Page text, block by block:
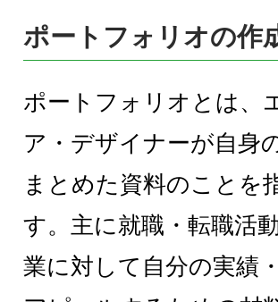
ポートフォリオの作
ポートフォリオとは、
ア・デザイナーが自身
まとめた資料のことを
す。主に就職・転職活
業に対して自分の実績